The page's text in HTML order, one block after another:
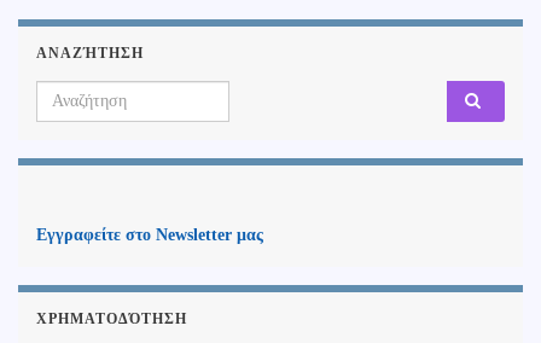
ΑΝΑΖΉΤΗΣΗ
Search for:
Εγγραφείτε στο Newsletter μας
ΧΡΗΜΑΤΟΔΌΤΗΣΗ